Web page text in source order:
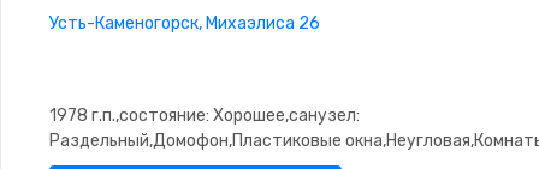
Усть-Каменогорск, Михаэлиса 26
1978 г.п.,состояние: Хорошее,санузел:
Раздельный,Домофон,Пластиковые